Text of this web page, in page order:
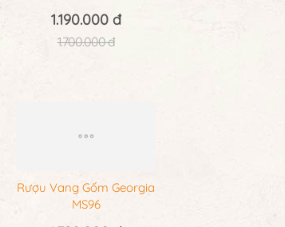
1.190.000 đ
1.700.000 đ